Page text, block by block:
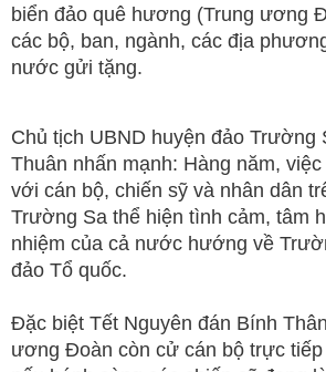
biển đảo quê hương (Trung ương
các bộ, ban, ngành, các địa
nước gửi tặng.
Chủ tịch UBND huyện đảo Trường
Thuân nhấn mạnh: Hàng năm,
với cán bộ, chiến sỹ và nhân dân
Trường Sa thể hiện tình cảm, tâm
nhiệm của cả nước hướng về
đảo Tổ quốc.
Đặc biệt Tết Nguyên đán Bính
ương Đoàn còn cử cán bộ trực tiếp